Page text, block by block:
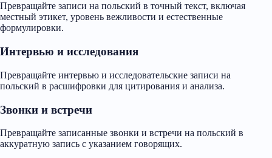
Превращайте записи на польский в точный текст, включая
местный этикет, уровень вежливости и естественные
формулировки.
Интервью и исследования
Превращайте интервью и исследовательские записи на
польский в расшифровки для цитирования и анализа.
Звонки и встречи
Превращайте записанные звонки и встречи на польский в
аккуратную запись с указанием говорящих.